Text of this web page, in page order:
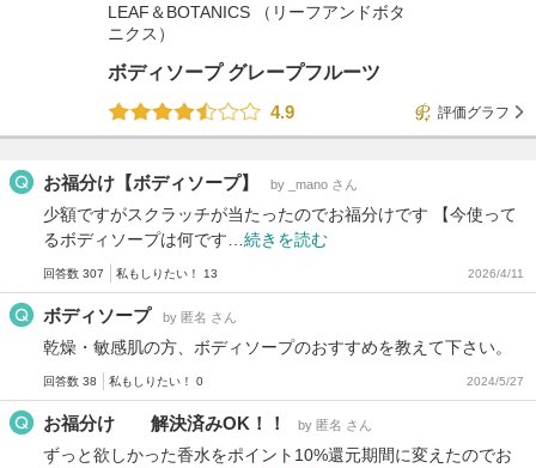
LEAF＆BOTANICS （リーフアンドボタ
ニクス）
ボディソープ グレープフルーツ
4.9
評価グラフ
お福分け【ボディソープ】 by _mano さん
少額ですがスクラッチが当たったのでお福分けです 【今使って
るボディソープは何です… 続きを読む
回答数 307 私もしりたい！ 13 2026/4/11
ボディソープ by 匿名 さん
乾燥・敏感肌の方、ボディソープのおすすめを教えて下さい。
回答数 38 私もしりたい！ 0 2024/5/27
お福分け 解決済みOK！！ by 匿名 さん
ずっと欲しかった香水をポイント10%還元期間に変えたのでお